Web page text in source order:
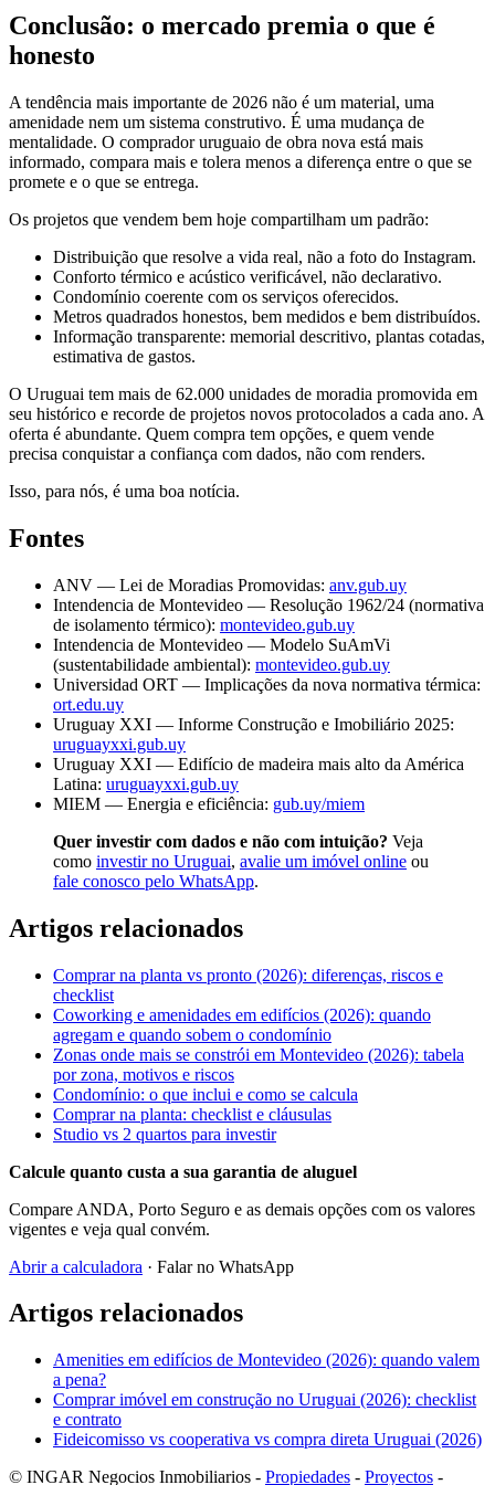
Conclusão: o mercado premia o que é
honesto
A tendência mais importante de 2026 não é um material, uma
amenidade nem um sistema construtivo. É uma mudança de
mentalidade. O comprador uruguaio de obra nova está mais
informado, compara mais e tolera menos a diferença entre o que se
promete e o que se entrega.
Os projetos que vendem bem hoje compartilham um padrão:
Distribuição que resolve a vida real, não a foto do Instagram.
Conforto térmico e acústico verificável, não declarativo.
Condomínio coerente com os serviços oferecidos.
Metros quadrados honestos, bem medidos e bem distribuídos.
Informação transparente: memorial descritivo, plantas cotadas,
estimativa de gastos.
O Uruguai tem mais de 62.000 unidades de moradia promovida em
seu histórico e recorde de projetos novos protocolados a cada ano. A
oferta é abundante. Quem compra tem opções, e quem vende
precisa conquistar a confiança com dados, não com renders.
Isso, para nós, é uma boa notícia.
Fontes
ANV — Lei de Moradias Promovidas: anv.gub.uy
Intendencia de Montevideo — Resolução 1962/24 (normativa
de isolamento térmico): montevideo.gub.uy
Intendencia de Montevideo — Modelo SuAmVi
(sustentabilidade ambiental): montevideo.gub.uy
Universidad ORT — Implicações da nova normativa térmica:
ort.edu.uy
Uruguay XXI — Informe Construção e Imobiliário 2025:
uruguayxxi.gub.uy
Uruguay XXI — Edifício de madeira mais alto da América
Latina: uruguayxxi.gub.uy
MIEM — Energia e eficiência: gub.uy/miem
Quer investir com dados e não com intuição? Veja
como investir no Uruguai, avalie um imóvel online ou
fale conosco pelo WhatsApp.
Artigos relacionados
Comprar na planta vs pronto (2026): diferenças, riscos e
checklist
Coworking e amenidades em edifícios (2026): quando
agregam e quando sobem o condomínio
Zonas onde mais se constrói em Montevideo (2026): tabela
por zona, motivos e riscos
Condomínio: o que inclui e como se calcula
Comprar na planta: checklist e cláusulas
Studio vs 2 quartos para investir
Calcule quanto custa a sua garantia de aluguel
Compare ANDA, Porto Seguro e as demais opções com os valores
vigentes e veja qual convém.
Abrir a calculadora · Falar no WhatsApp
Artigos relacionados
Amenities em edifícios de Montevideo (2026): quando valem
a pena?
Comprar imóvel em construção no Uruguai (2026): checklist
e contrato
Fideicomisso vs cooperativa vs compra direta Uruguai (2026)
© INGAR Negocios Inmobiliarios - Propiedades - Proyectos -